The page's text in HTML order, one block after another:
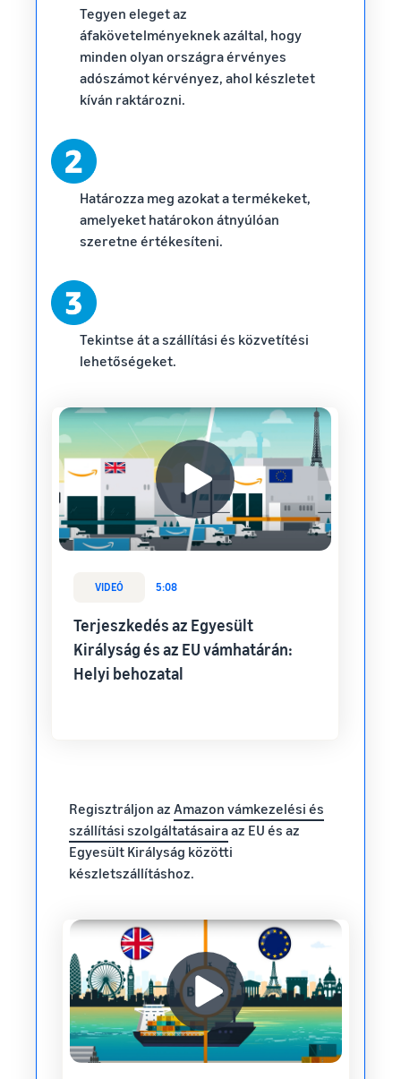
Tegyen eleget az
áfakövetelményeknek azáltal, hogy
minden olyan országra érvényes
adószámot kérvényez, ahol készletet
kíván raktározni.
Határozza meg azokat a termékeket,
amelyeket határokon átnyúlóan
szeretne értékesíteni.
Tekintse át a szállítási és közvetítési
lehetőségeket.
VIDEÓ 5:08
Terjeszkedés az Egyesült
Királyság és az EU vámhatárán:
Helyi behozatal
Regisztráljon az Amazon vámkezelési és
szállítási szolgáltatásairaaz EU és az
Egyesült Királyság közötti
készletszállításhoz.